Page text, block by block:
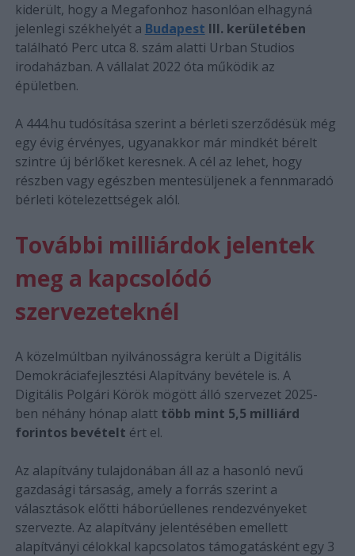
kiderült, hogy a Megafonhoz hasonlóan elhagyná
jelenlegi székhelyét a Budapest III. kerületében
található Perc utca 8. szám alatti Urban Studios
irodaházban. A vállalat 2022 óta működik az
épületben.
A 444.hu tudósítása szerint a bérleti szerződésük még
egy évig érvényes, ugyanakkor már mindkét bérelt
szintre új bérlőket keresnek. A cél az lehet, hogy
részben vagy egészben mentesüljenek a fennmaradó
bérleti kötelezettségek alól.
További milliárdok jelentek
meg a kapcsolódó
szervezeteknél
A közelmúltban nyilvánosságra került a Digitális
Demokráciafejlesztési Alapítvány bevétele is. A
Digitális Polgári Körök mögött álló szervezet 2025-
ben néhány hónap alatt több mint 5,5 milliárd
forintos bevételt ért el.
Az alapítvány tulajdonában áll az a hasonló nevű
gazdasági társaság, amely a forrás szerint a
választások előtti háborúellenes rendezvényeket
szervezte. Az alapítvány jelentésében emellett
alapítványi célokkal kapcsolatos támogatásként egy 3